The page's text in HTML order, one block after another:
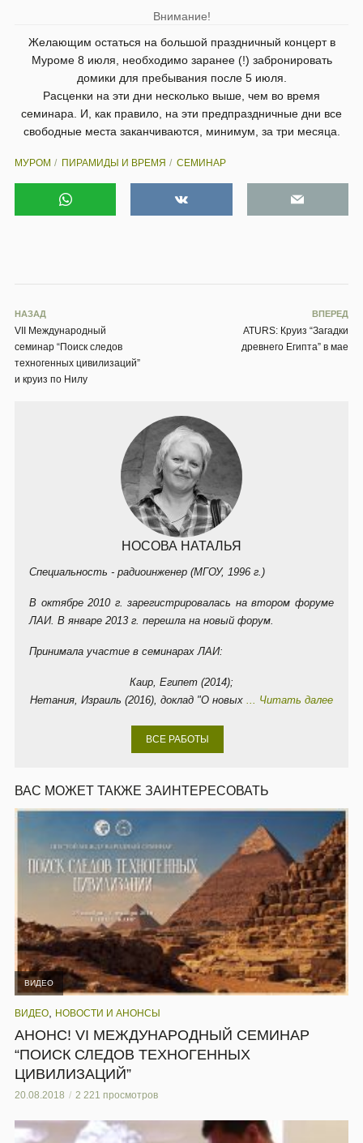
Внимание!
Желающим остаться на большой праздничный концерт в
Муроме 8 июля, необходимо заранее (!) забронировать
домики для пребывания после 5 июля.
Расценки на эти дни несколько выше, чем во время
семинара. И, как правило, на эти предпраздничные дни все
свободные места заканчиваются, минимум, за три месяца.
МУРОМ ПИРАМИДЫ И ВРЕМЯ СЕМИНАР
НАЗАД
VII Международный
семинар “Поиск следов
техногенных цивилизаций”
и круиз по Нилу
ВПЕРЕД
ATURS: Круиз “Загадки
древнего Египта” в мае
НОСОВА НАТАЛЬЯ
Специальность - радиоинженер (МГОУ, 1996 г.)
В октябре 2010 г. зарегистрировалась на втором форуме
ЛАИ. В январе 2013 г. перешла на новый форум.
Принимала участие в семинарах ЛАИ:
Каир, Египет (2014);
Нетания, Израиль (2016), доклад "О новых
... Читать далее
ВСЕ РАБОТЫ
ВАС МОЖЕТ ТАКЖЕ ЗАИНТЕРЕСОВАТЬ
ВИДЕО
ВИДЕО НОВОСТИ И АНОНСЫ
АНОНС! VI МЕЖДУНАРОДНЫЙ СЕМИНАР
“ПОИСК СЛЕДОВ ТЕХНОГЕННЫХ
ЦИВИЛИЗАЦИЙ”
20.08.2018 2 221 просмотров